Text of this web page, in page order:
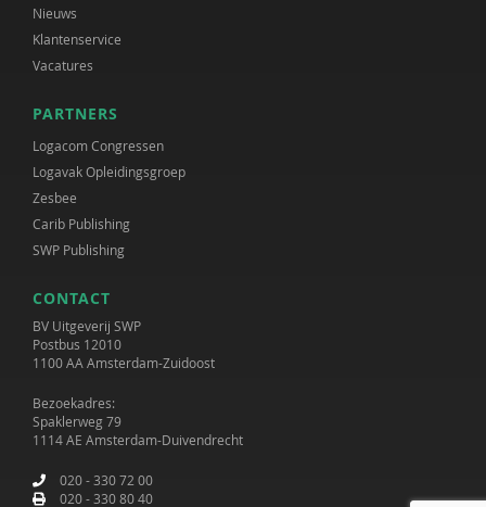
Nieuws
Klantenservice
Vacatures
PARTNERS
Logacom Congressen
Logavak Opleidingsgroep
Zesbee
Carib Publishing
SWP Publishing
CONTACT
BV Uitgeverij SWP
Postbus 12010
1100 AA Amsterdam-Zuidoost
Bezoekadres:
Spaklerweg 79
1114 AE Amsterdam-Duivendrecht
020 - 330 72 00
020 - 330 80 40